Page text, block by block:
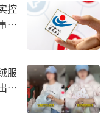
则是商品价格
实并不能反映消
买药本身就会有
销售策略，选哪
有代表性。
控
务
服
超